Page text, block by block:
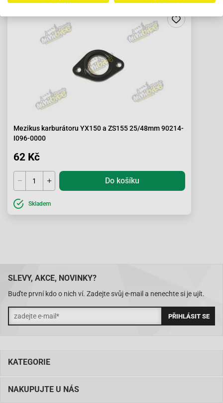
Mezikus karburátoru YX150 a ZS155 25/48mm 90214-
I096-0000
62 Kč
Do košíku
Skladem
SLEVY, AKCE, NOVINKY?
Buďte první kdo o nich ví. Zadejte svůj e-mail a nenechte si je ujít.
KATEGORIE
NAKUPUJTE U NÁS